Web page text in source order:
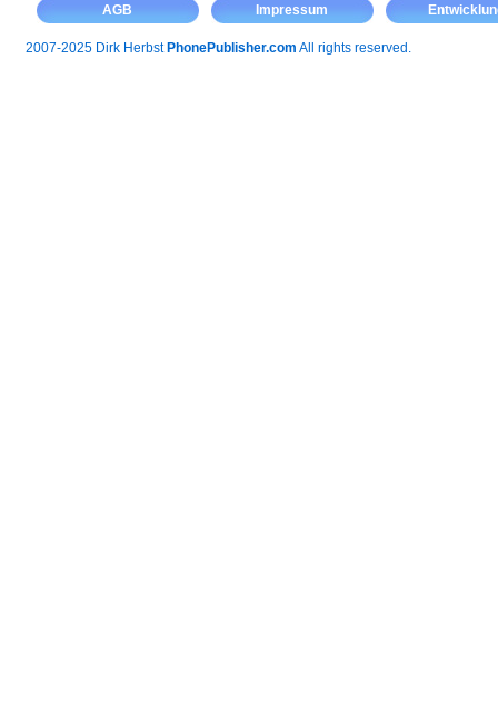
AGB Impressum
2007-2025 Dirk Herbst PhonePublisher.com All rights reserved.